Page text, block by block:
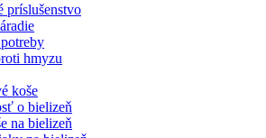
príslušenstvo
hmyzu
koše
o bielizeň
na bielizeň